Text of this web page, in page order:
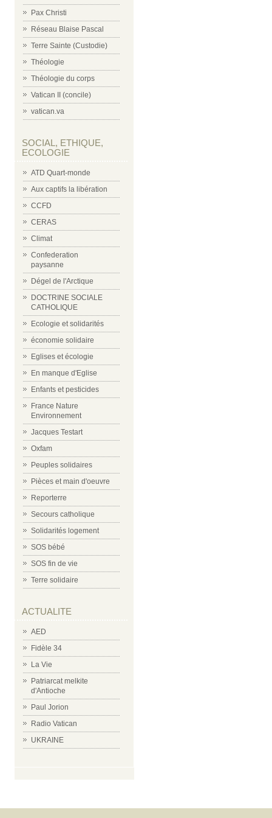
Pax Christi
Réseau Blaise Pascal
Terre Sainte (Custodie)
Théologie
Théologie du corps
Vatican II (concile)
vatican.va
SOCIAL, ETHIQUE,
ECOLOGIE
ATD Quart-monde
Aux captifs la libération
CCFD
CERAS
Climat
Confederation
paysanne
Dégel de l'Arctique
DOCTRINE SOCIALE
CATHOLIQUE
Ecologie et solidarités
économie solidaire
Eglises et écologie
En manque d'Eglise
Enfants et pesticides
France Nature
Environnement
Jacques Testart
Oxfam
Peuples solidaires
Pièces et main d'oeuvre
Reporterre
Secours catholique
Solidarités logement
SOS bébé
SOS fin de vie
Terre solidaire
ACTUALITE
AED
Fidèle 34
La Vie
Patriarcat melkite
d'Antioche
Paul Jorion
Radio Vatican
UKRAINE